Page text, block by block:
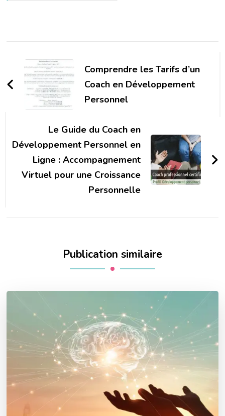
d'article
Comprendre les Tarifs d’un
Coach en Développement
Personnel
Le Guide du Coach en
Développement Personnel en
Ligne : Accompagnement
Virtuel pour une Croissance
Personnelle
Publication similaire